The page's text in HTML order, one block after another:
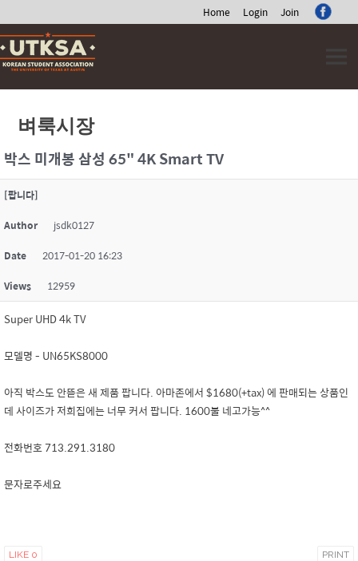
Home Login Join
Skip
to
content
벼룩시장
박스 미개봉 삼성 65" 4K Smart TV
[팝니다]
Author jsdk0127
Date 2017-01-20 16:23
Views 12959
Super UHD 4k TV
모델명 - UN65KS8000
아직 박스도 안뜯은 새 제품 팝니다. 아마존에서 $1680(+tax) 에 판매되는 상품인
데 사이즈가 저희집에는 너무 커서 팝니다. 1600불 네고가능^^
전화번호 713.291.3180
문자로주세요
LIKE 0 PRINT